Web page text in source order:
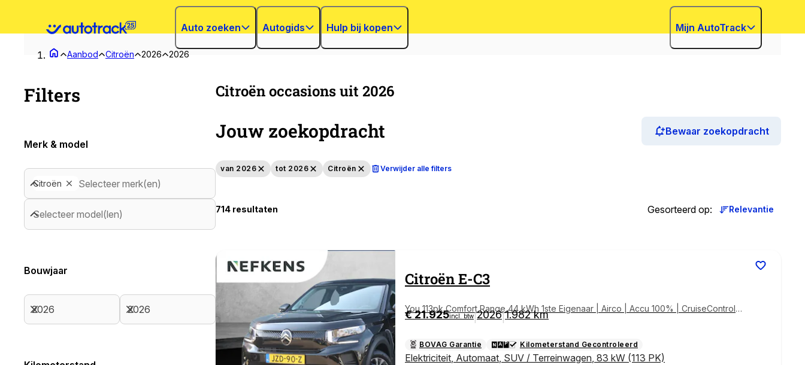
Auto zoeken Autogids Hulp bij kopen Mijn AutoTrack
Aanbod Citroën 2026 2026
Filters
Merk & model
Citroën Selecteer merk(en)
Selecteer model(len)
Bouwjaar
Citroën occasions uit 2026
Jouw zoekopdracht Bewaar zoekopdracht
van 2026 tot 2026 Citroën Verwijder alle filters
714 resultaten Gesorteerd op: Relevantie
CitroënE-C3
You 113pk Comfort Range 44 kWh 1ste Eigenaar | Airco | Accu 100% | CruiseControl |
Bluetooth
€ 21.925incl. btw|2026|1.982 km
BOVAG Garantie Kilometerstand Gecontroleerd
Elektriciteit Automaat SUV / Terreinwagen 83 kW (113 PK)